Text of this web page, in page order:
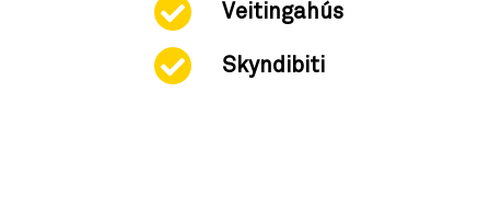
Veitingahús
Skyndibiti